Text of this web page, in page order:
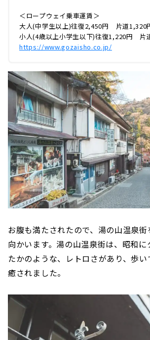
＜ロープウェイ乗車運賃＞
大人(中学生以上)往復2,450円 片道1,320
小人(4歳以上小学生以下)往復1,220円 片
https://www.gozaisho.co.jp/
お腹も満たされたので、湯の山温泉
向かいます。湯の山温泉街は、昭和
たかのような、レトロさがあり、歩
癒されました。